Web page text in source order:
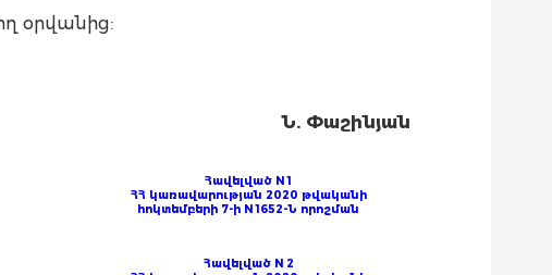
օրվանից:
Ն. Փաշինյան
Հավելված N 1
ՀՀ կառավարության 2020 թվականի
հոկտեմբերի 7-ի N 1652-Ն որոշման
Հավելված N 2